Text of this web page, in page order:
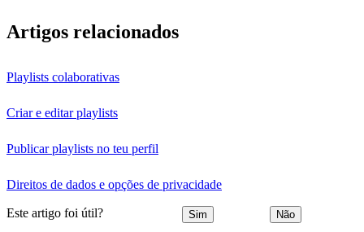
Artigos relacionados
Playlists colaborativas
Criar e editar playlists
Publicar playlists no teu perfil
Direitos de dados e opções de privacidade
Este artigo foi útil? Sim Não